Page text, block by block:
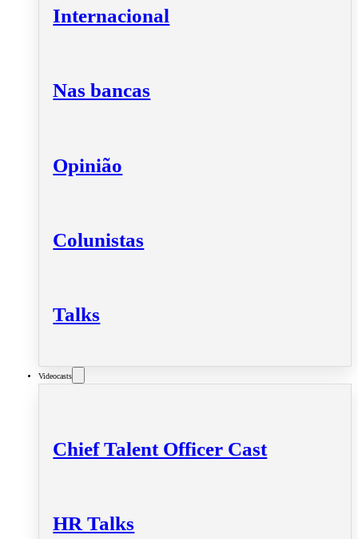
Internacional
Nas bancas
Opinião
Colunistas
Talks
Videocasts
Chief Talent Officer Cast
HR Talks